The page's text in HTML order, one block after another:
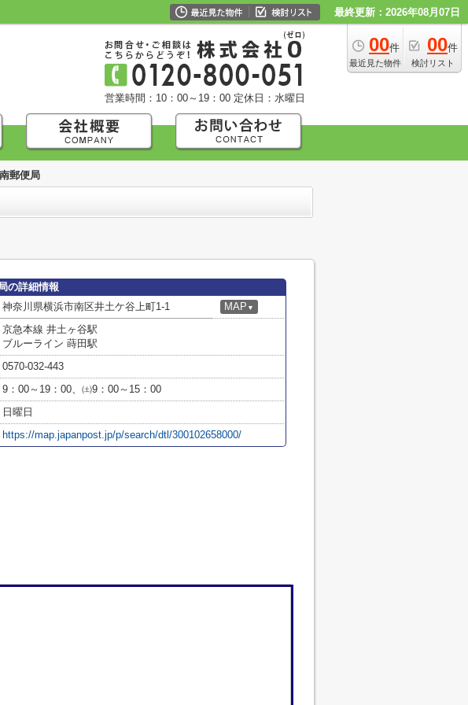
最終更新：2026年08月07日
00件
最近見た物件
00件
検討リスト
営業時間：10：00～19：00 定休日：水曜日
郵便局
の詳細情報
神奈川県横浜市南区井土ケ谷上町1-1 MAP ▼
京急本線 井土ヶ谷駅
ブルーライン 蒔田駅
0570-032-443
9：00～19：00、㈯9：00～15：00
日曜日
https://map.japanpost.jp/p/search/dtl/300102658000/